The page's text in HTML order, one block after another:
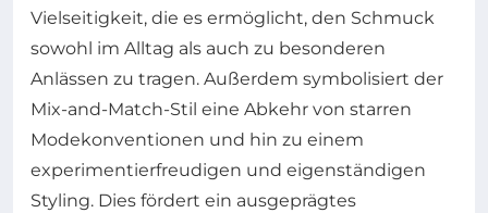
Vielseitigkeit, die es ermöglicht, den Schmuck
sowohl im Alltag als auch zu besonderen
Anlässen zu tragen. Außerdem symbolisiert der
Mix-and-Match-Stil eine Abkehr von starren
Modekonventionen und hin zu einem
experimentierfreudigen und eigenständigen
Styling. Dies fördert ein ausgeprägtes